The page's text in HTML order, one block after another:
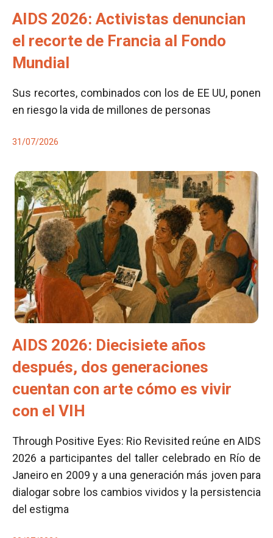
AIDS 2026: Activistas denuncian
el recorte de Francia al Fondo
Mundial
Sus recortes, combinados con los de EE UU, ponen
en riesgo la vida de millones de personas
31/07/2026
AIDS 2026: Diecisiete años
después, dos generaciones
cuentan con arte cómo es vivir
con el VIH
Through Positive Eyes: Rio Revisited reúne en AIDS
2026 a participantes del taller celebrado en Río de
Janeiro en 2009 y a una generación más joven para
dialogar sobre los cambios vividos y la persistencia
del estigma